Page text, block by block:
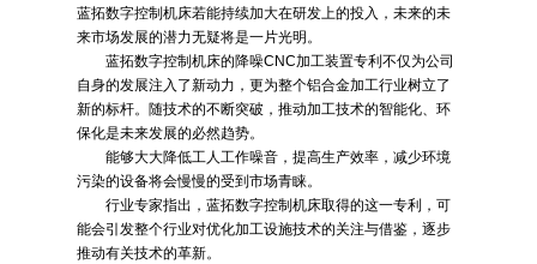
蓝拓数字控制机床若能持续加大在研发上的投入，未来的未
来市场发展的潜力无疑将是一片光明。
蓝拓数字控制机床的降噪CNC加工装置专利不仅为公司
自身的发展注入了新动力，更为整个铝合金加工行业树立了
新的标杆。随技术的不断突破，推动加工技术的智能化、环
保化是未来发展的必然趋势。
能够大大降低工人工作噪音，提高生产效率，减少环境
污染的设备将会慢慢的受到市场青睐。
行业专家指出，蓝拓数字控制机床取得的这一专利，可
能会引发整个行业对优化加工设施技术的关注与借鉴，逐步
推动有关技术的革新。